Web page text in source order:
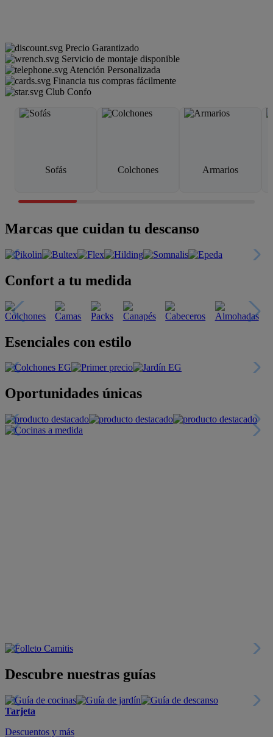
Precio Garantizado
Servicio de montaje disponible
Atención Personalizada
Financia tus compras fácilmente
Club Confo
Sofás Colchones Armarios
Marcas que cuidan tu descanso
Confort a tu medida
Esenciales con estilo
Oportunidades únicas
Descubre nuestras guías
Tarjeta
Descuentos y más